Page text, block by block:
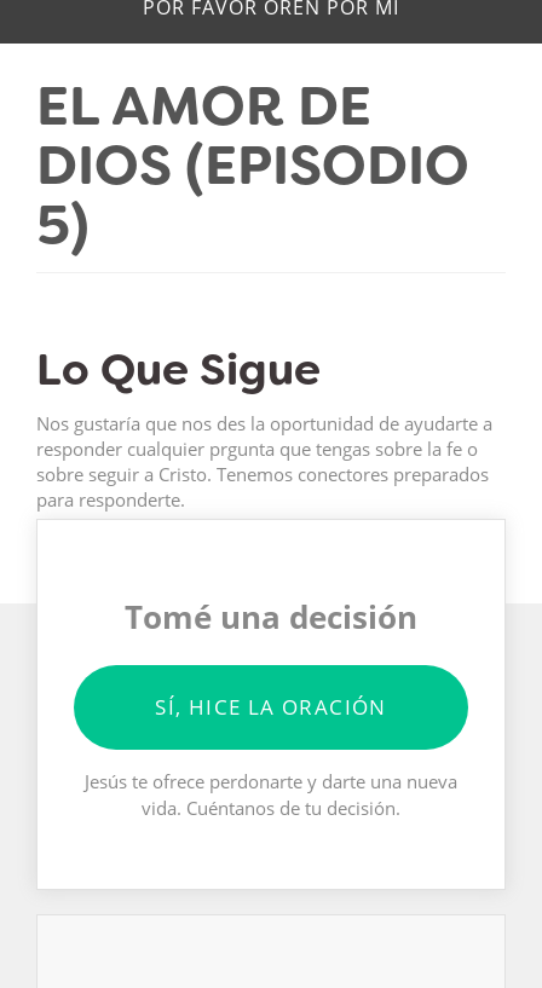
POR FAVOR OREN POR MÍ
EL AMOR DE
DIOS (EPISODIO
5)
Lo Que Sigue
Nos gustaría que nos des la oportunidad de ayudarte a
responder cualquier prgunta que tengas sobre la fe o
sobre seguir a Cristo. Tenemos conectores preparados
para responderte.
Tomé una decisión
SÍ, HICE LA ORACIÓN
Jesús te ofrece perdonarte y darte una nueva
vida. Cuéntanos de tu decisión.